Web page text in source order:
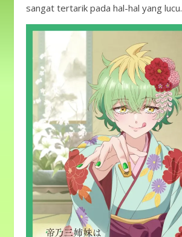
sangat tertarik pada hal-hal yang lucu.